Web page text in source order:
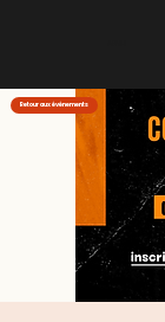
Retour aux événements